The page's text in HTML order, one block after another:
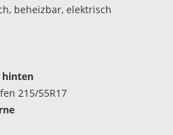
beheizbar, elektrisch
hinten
215/55R17